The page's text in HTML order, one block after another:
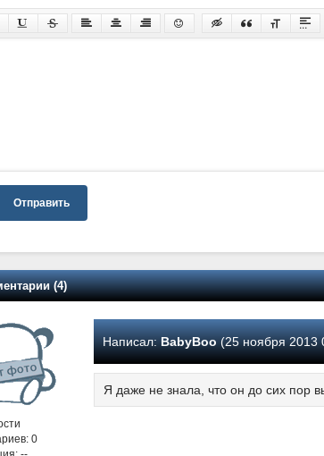
Отправить
(4)
0
Написал: BabyBoo(25 ноября 2013
Я даже не знала, что он до сих пор